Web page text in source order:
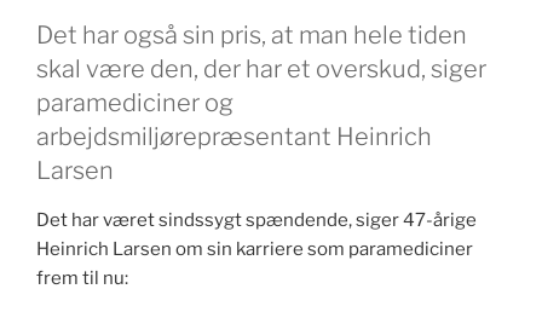
Det har også sin pris, at man hele tiden
skal være den, der har et overskud, siger
paramediciner og
arbejdsmiljørepræsentant Heinrich
Larsen
Det har været sindssygt spændende, siger 47-årige
Heinrich Larsen om sin karriere som paramediciner
frem til nu: